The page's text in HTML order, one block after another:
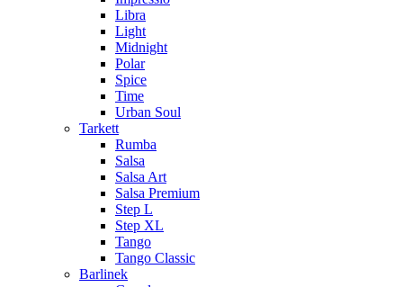
Libra
Light
Midnight
Polar
Spice
Time
Urban Soul
Tarkett
Rumba
Salsa
Salsa Art
Salsa Premium
Step L
Step XL
Tango
Tango Classic
Barlinek